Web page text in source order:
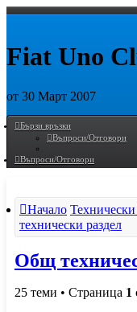
Fiat Uno
от 30 Март 2007
Пропусни
Бързи връзки
Въпроси/Отговори
Въпроси/Отговори
Начало Технически
технически раздел
Общ
25 теми • Страница 1